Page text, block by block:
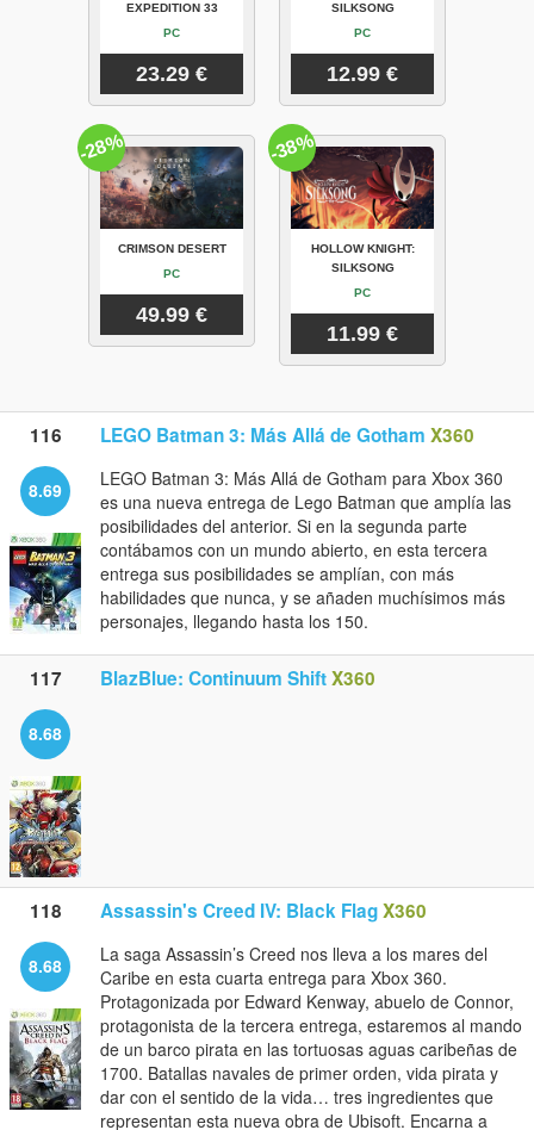
EXPEDITION 33
PC
23.29 €
SILKSONG
PC
12.99 €
CRIMSON DESERT
PC
49.99 €
-28%
HOLLOW KNIGHT:
SILKSONG
PC
11.99 €
-38%
116 LEGO Batman 3: Más Allá de Gotham X360
8.69
LEGO Batman 3: Más Allá de Gotham para Xbox 360
es una nueva entrega de Lego Batman que amplía las
posibilidades del anterior. Si en la segunda parte
contábamos con un mundo abierto, en esta tercera
entrega sus posibilidades se amplían, con más
habilidades que nunca, y se añaden muchísimos más
personajes, llegando hasta los 150.
117 BlazBlue: Continuum ShiftX360
8.68
118 Assassin's Creed IV: Black FlagX360
8.68
La saga Assassin’s Creed nos lleva a los mares del
Caribe en esta cuarta entrega para Xbox 360.
Protagonizada por Edward Kenway, abuelo de Connor,
protagonista de la tercera entrega, estaremos al mando
de un barco pirata en las tortuosas aguas caribeñas de
1700. Batallas navales de primer orden, vida pirata y
dar con el sentido de la vida… tres ingredientes que
representan esta nueva obra de Ubisoft. Encarna a